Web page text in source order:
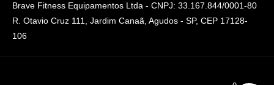
Brave Fitness Equipamentos Ltda - CNPJ: 33.167.844/0001-80
R. Otavio Cruz 111, Jardim Canaã, Agudos - SP, CEP 17128-
106